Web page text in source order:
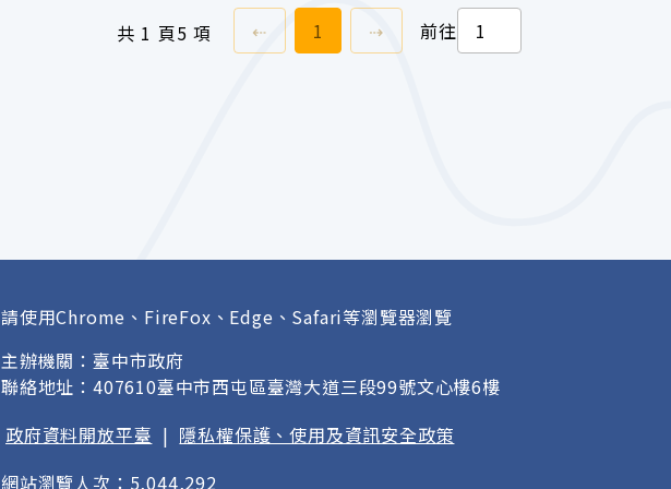
共 1 頁5 項 ⇠上一頁前往
1 ⇢ 下一頁前往
請使用Chrome、FireFox、Edge、Safari等瀏覽器瀏覽
主辦機關：臺中市政府
聯絡地址：407610臺中市西屯區臺灣大道三段99號文心樓6樓
政府資料開放平臺 | 隱私權保護、使用及資訊安全政策
網站瀏覽人次：5,044,292